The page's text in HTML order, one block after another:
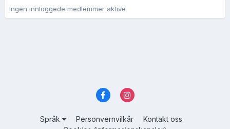
Ingen innloggede medlemmer aktive
Språk Personvernvilkår
Kontakt oss